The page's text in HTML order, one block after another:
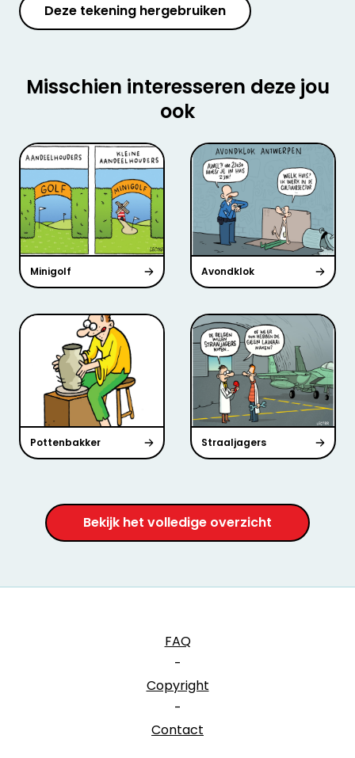
Deze tekening hergebruiken
Misschien interesseren deze jou
ook
Minigolf Avondklok
Pottenbakker Straaljagers
Bekijk het volledige overzicht
FAQ
-
Copyright
-
Contact